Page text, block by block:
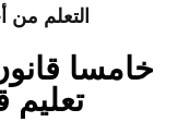
التعلم من
خامسا
تعليم